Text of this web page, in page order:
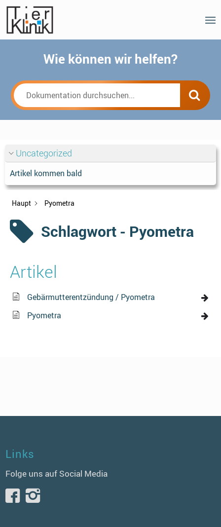
Wie können wir helfen?
Uncategorized
Artikel kommen bald
Haupt Pyometra
Schlagwort - Pyometra
Artikel
Gebärmutterentzündung / Pyometra
Pyometra
Links
Folge uns auf Social Media